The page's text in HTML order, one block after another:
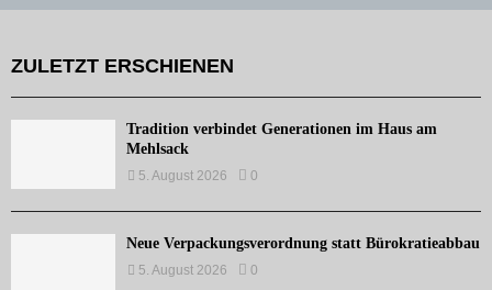
ZULETZT ERSCHIENEN
Tradition verbindet Generationen im Haus am
Mehlsack
5. August 2026 0
Neue Verpackungsverordnung statt Bürokratieabbau
5. August 2026 0